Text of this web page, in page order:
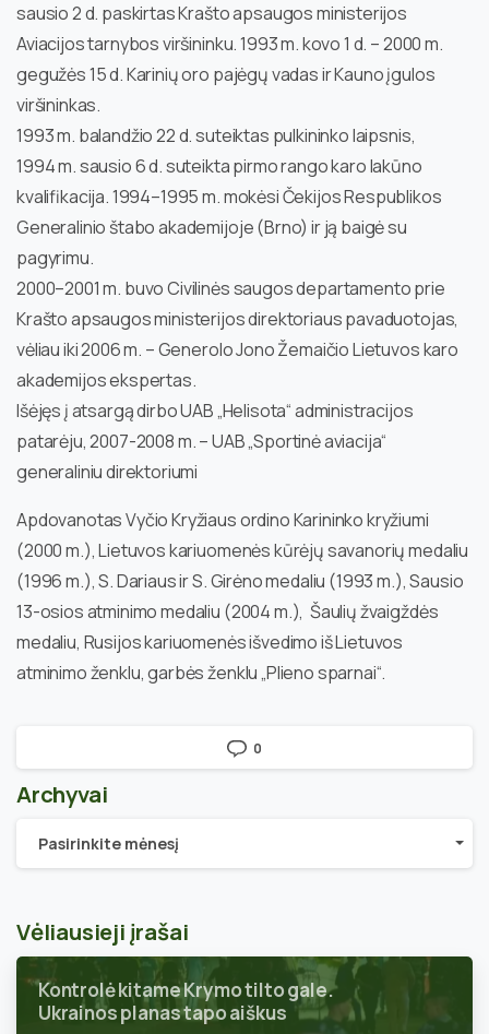
sausio 2 d. paskirtas Krašto apsaugos ministerijos
Aviacijos tarnybos viršininku. 1993 m. kovo 1 d. – 2000 m.
gegužės 15 d. Karinių oro pajėgų vadas ir Kauno įgulos
viršininkas.
1993 m. balandžio 22 d. suteiktas pulkininko laipsnis,
1994 m. sausio 6 d. suteikta pirmo rango karo lakūno
kvalifikacija. 1994–1995 m. mokėsi Čekijos Respublikos
Generalinio štabo akademijoje (Brno) ir ją baigė su
pagyrimu.
2000–2001 m. buvo Civilinės saugos departamento prie
Krašto apsaugos ministerijos direktoriaus pavaduotojas,
vėliau iki 2006 m. – Generolo Jono Žemaičio Lietuvos karo
akademijos ekspertas.
Išėjęs į atsargą dirbo UAB „Helisota“ administracijos
patarėju, 2007-2008 m. – UAB „Sportinė aviacija“
generaliniu direktoriumi
Apdovanotas Vyčio Kryžiaus ordino Karininko kryžiumi
(2000 m.), Lietuvos kariuomenės kūrėjų savanorių medaliu
(1996 m.), S. Dariaus ir S. Girėno medaliu (1993 m.), Sausio
13-osios atminimo medaliu (2004 m.), Šaulių žvaigždės
medaliu, Rusijos kariuomenės išvedimo iš Lietuvos
atminimo ženklu, garbės ženklu „Plieno sparnai“.
0
Archyvai
Archyvai
Pasirinkite mėnesį
Vėliausieji įrašai
Kontrolė kitame Krymo tilto gale.
Ukrainos planas tapo aiškus